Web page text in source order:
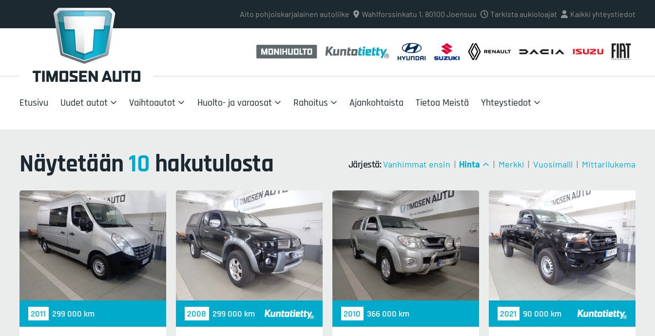
Aito pohjoiskarjalainen autoliike Wahlforssinkatu 1, 80100 Joensuu Tarkista aukioloajat Kaikki yhteystiedot
Etusivu Uudet autot Vaihtoautot Huolto- ja varaosat Rahoitus Ajankohtaista Tietoa Meistä Yhteystiedot
Näytetään 10 hakutulosta Järjestä:Vanhimmat ensin | Hinta | Merkki | Vuosimalli | Mittarilukema
2011 299 000 km 2008 299 000 km 2010 366 000 km 2021 90 000 km